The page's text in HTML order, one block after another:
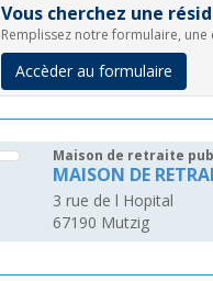
Vous cherchez une
Remplissez notre formulaire,
Accèder au formulaire
Maison de retraite
MAISON DE
3 rue de l Hopital
67190 Mutzig